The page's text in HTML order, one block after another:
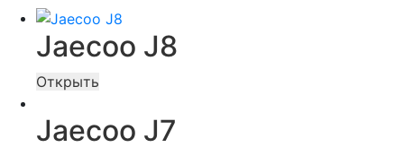
Jaecoo J8
Открыть
Jaecoo J7